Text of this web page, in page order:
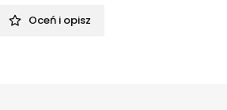
Oceń i opisz